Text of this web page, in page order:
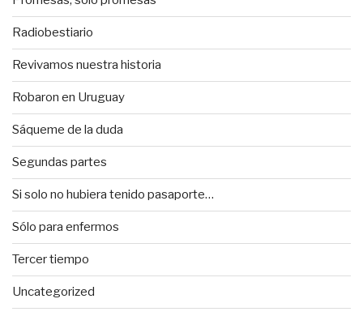
Radiobestiario
Revivamos nuestra historia
Robaron en Uruguay
Sáqueme de la duda
Segundas partes
Si solo no hubiera tenido pasaporte…
Sólo para enfermos
Tercer tiempo
Uncategorized